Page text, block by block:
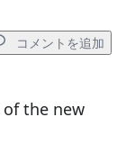
コメントを追加
of the new